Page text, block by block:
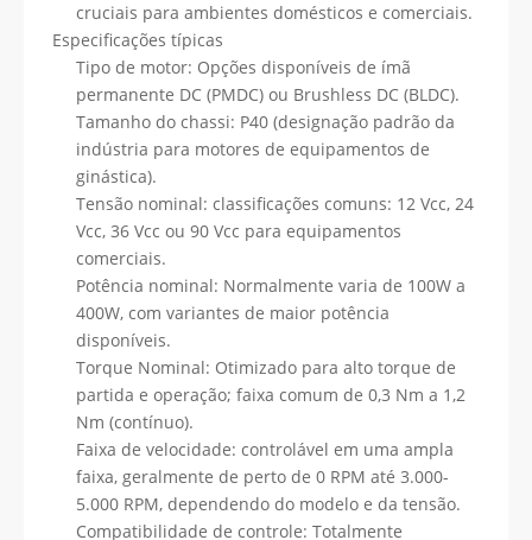
cruciais para ambientes domésticos e comerciais.
Especificações típicas
Tipo de motor: Opções disponíveis de ímã
permanente DC (PMDC) ou Brushless DC (BLDC).
Tamanho do chassi: P40 (designação padrão da
indústria para motores de equipamentos de
ginástica).
Tensão nominal: classificações comuns: 12 Vcc, 24
Vcc, 36 Vcc ou 90 Vcc para equipamentos
comerciais.
Potência nominal: Normalmente varia de 100W a
400W, com variantes de maior potência
disponíveis.
Torque Nominal: Otimizado para alto torque de
partida e operação; faixa comum de 0,3 Nm a 1,2
Nm (contínuo).
Faixa de velocidade: controlável em uma ampla
faixa, geralmente de perto de 0 RPM até 3.000-
5.000 RPM, dependendo do modelo e da tensão.
Compatibilidade de controle: Totalmente